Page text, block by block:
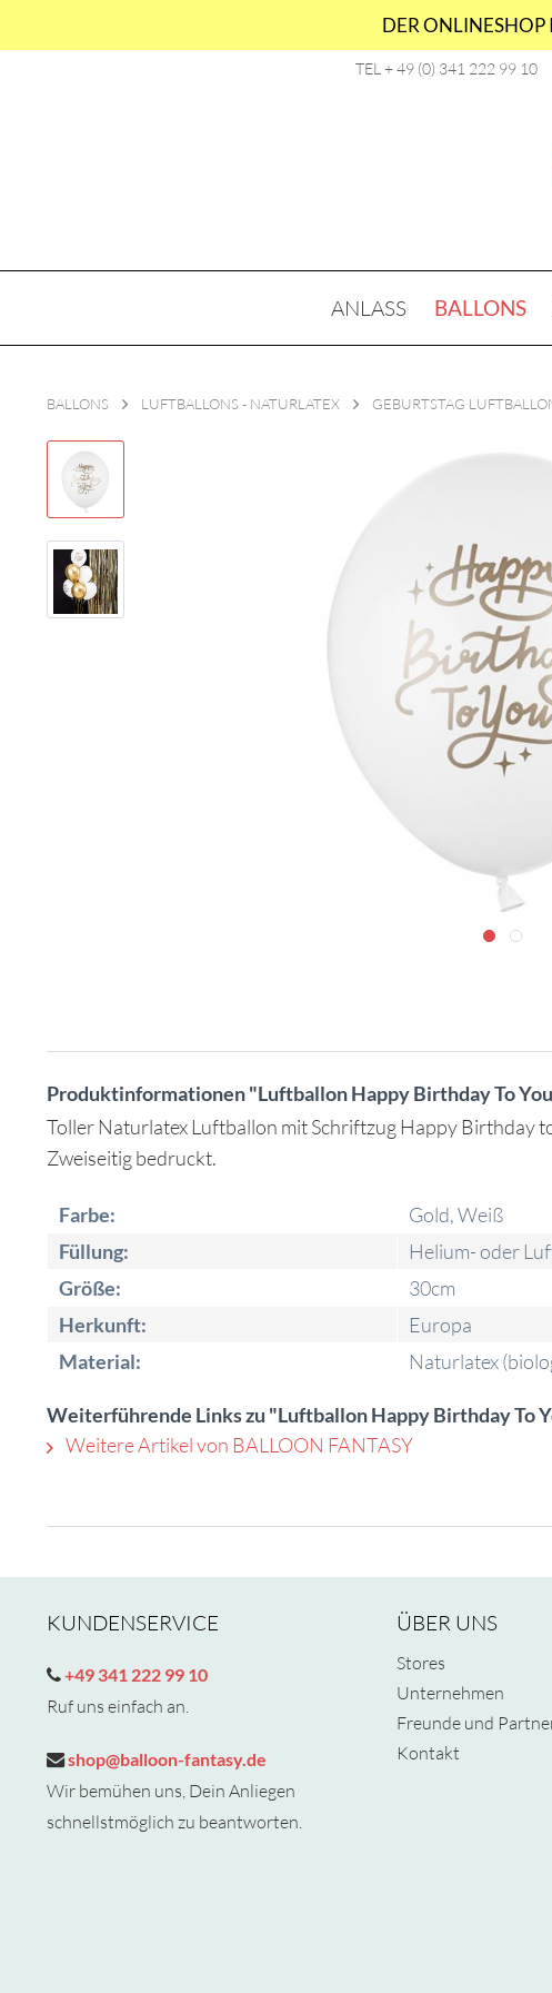
DER ONLINESHOP
TEL + 49 (0) 341 222 99 10
ANLASS BALLONS
BALLONS LUFTBALLONS - NATURLATEX GEBURTSTAG
Produktinformationen "Luftballon Happy Birthday To
Toller Naturlatex Luftballon mit Schriftzug Happy Birthday
Zweiseitig bedruckt.
Farbe:
Gold, Weiß
Füllung:
Helium- oder
Größe:
30cm
Herkunft:
Europa
Material:
Naturlatex
Weiterführende Links zu "Luftballon Happy Birthday To
Weitere Artikel von BALLOON FANTASY
KUNDENSERVICE
+49 341 222 99 10
Ruf uns einfach an.
shop@balloon-fantasy.de
Wir bemühen uns, Dein Anliegen
schnellstmöglich zu beantworten.
ÜBER UNS
Stores
Unternehmen
Freunde und
Kontakt